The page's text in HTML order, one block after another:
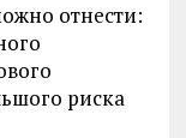
отнести:
риска